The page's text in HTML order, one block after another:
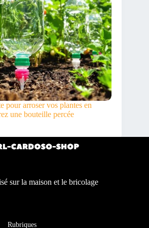
pour arroser vos plantes en
une bouteille percée
sur la maison et le bricolage
Rubriques